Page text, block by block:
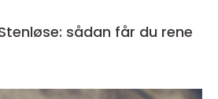
sådan får du rene